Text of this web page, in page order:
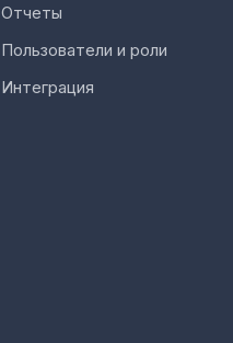
Отчеты
Пользователи и роли
Интеграция